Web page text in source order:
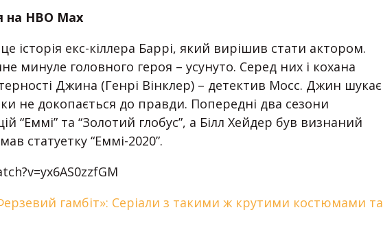
на HBO Max
історія екс-кіллера Баррі, який вирішив стати актором.
минуле головного героя – усунуто. Серед них і кохана
Джина (Генрі Вінклер) – детектив Мосс. Джин шукає
не докопається до правди. Попередні два сезони
“Еммі” та “Золотий глобус”, а Білл Хейдер був визнаний
статуетку “Еммі-2020”.
гамбіт»: Серіали з такими ж крутими костюмами та